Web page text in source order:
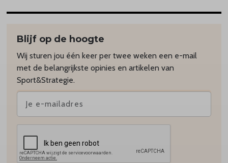
Blijf op de hoogte
Wij sturen jou één keer per twee weken een e-mail
met de belangrijkste opinies en artikelen van
Sport&Strategie.